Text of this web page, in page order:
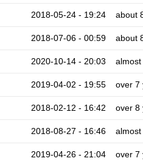
2018-05-24 - 19:24 about
2018-07-06 - 00:59 about
2020-10-14 - 20:03
2019-04-02 - 19:55 over 7
2018-02-12 - 16:42 over 8
2018-08-27 - 16:46
2019-04-26 - 21:04 over 7